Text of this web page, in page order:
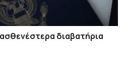
διαβατήρια